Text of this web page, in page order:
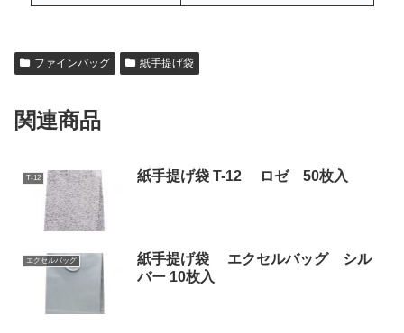
ファインバッグ 紙手提げ袋
関連商品
T-12 紙手提げ袋 T-12 ロゼ 50枚入
エクセルバッグ
紙手提げ袋 エクセルバッグ シル
バー 10枚入